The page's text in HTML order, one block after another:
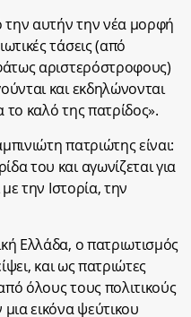
την αυτήν την νέα μορφή
τάσεις (από
αριστερόστροφους)
και εκδηλώνονται
καλό της πατρίδος».
πατριώτης είναι:
του και αγωνίζεται για
την Ιστορία, την
Ελλάδα, ο πατριωτισμός
και ως πατριώτες
όλους τους πολιτικούς
εικόνα ψεύτικου